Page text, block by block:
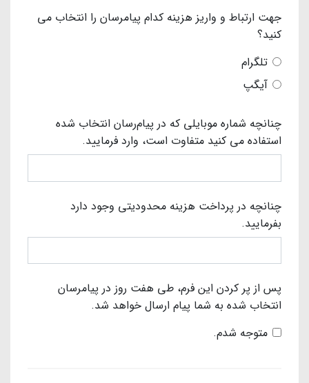
جهت ارتباط و واریز هزینه کدام پیامرسان را انتخاب می
کنید؟
تلگرام
آیگپ
چنانچه شماره موبایلی که در پیام‌رسان انتخاب شده
استفاده می کنید متفاوت است، وارد فرمایید.
چنانچه در پرداخت هزینه محدودیتی وجود دارد
بفرمایید.
پس از پر کردن این فرم، طی هفت روز در پیامرسان
انتخاب شده به شما پیام ارسال خواهد شد.
متوجه شدم.